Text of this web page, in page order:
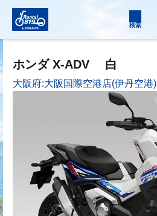
検索
ホンダ X-ADV 白
大阪府:大阪国際空港店(伊丹空港)